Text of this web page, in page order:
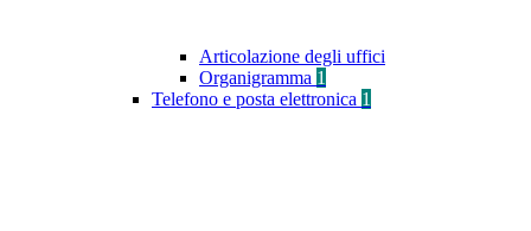
Articolazione degli uffici
Organigramma 1
Telefono e posta elettronica 1